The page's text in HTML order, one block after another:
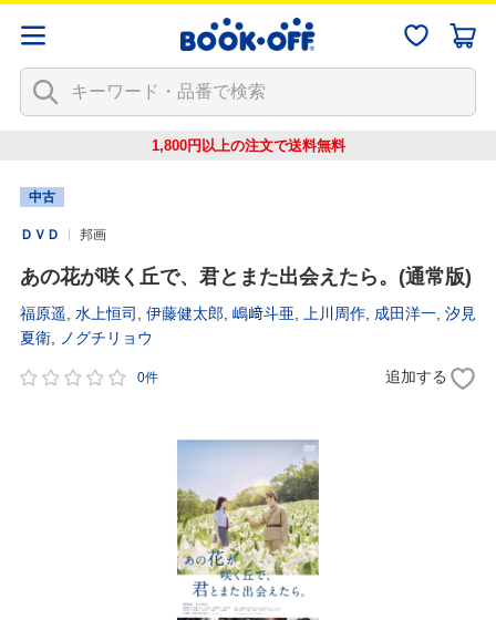
1,800円以上の注文で送料無料
中古
ＤＶＤ 邦画
あの花が咲く丘で、君とまた出会えたら。(通常版)
福原遥 水上恒司 伊藤健太郎 嶋﨑斗亜 上川周作 成田洋一 汐見
夏衛
ノグチリョウ
0件 追加する